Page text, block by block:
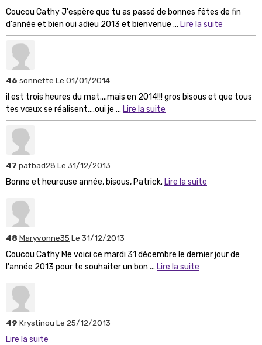
Coucou Cathy J'espère que tu as passé de bonnes fêtes de fin
d'année et bien oui adieu 2013 et bienvenue ... Lire la suite
46 sonnette Le 01/01/2014
il est trois heures du mat....mais en 2014!!! gros bisous et que tous
tes vœux se réalisent....oui je ... Lire la suite
47 patbad28 Le 31/12/2013
Bonne et heureuse année, bisous, Patrick. Lire la suite
48 Maryvonne35 Le 31/12/2013
Coucou Cathy Me voici ce mardi 31 décembre le dernier jour de
l'année 2013 pour te souhaiter un bon ... Lire la suite
49 Krystinou Le 25/12/2013
Lire la suite